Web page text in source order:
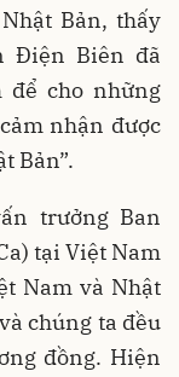
Bản, thấy
Điện Biên đã
để cho những
nhận được
Bản”.
trưởng Ban
tại Việt Nam
Nam và Nhật
chúng ta đều
đồng. Hiện